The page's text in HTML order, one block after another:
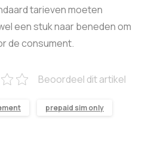
tarieven moeten
een stuk naar beneden om
de consument.
Beoordeel dit artikel
prepaid sim only